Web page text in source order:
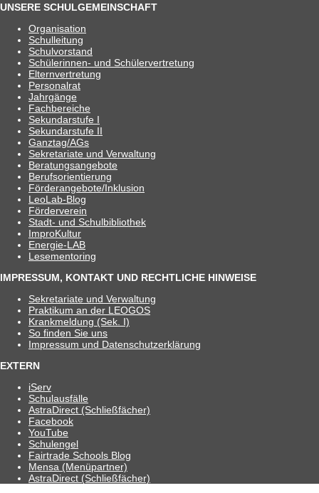
UNSERE SCHULGEMEINSCHAFT
Orga­ni­sa­tion
Schul­lei­tung
Schul­vor­stand
Schü­le­rin­nen- und Schülervertretung
Eltern­ver­tre­tung
Per­so­nal­rat
Jahr­gänge
Fach­be­rei­che
Sekun­dar­stufe I
Sekun­dar­stufe II
Ganztag/​​AGs
Sekre­ta­riate und Verwaltung
Bera­tungs­an­ge­bote
Berufs­ori­en­tie­rung
Förderangebote/​​Inklusion
Leo­Lab-Blog
För­der­ver­ein
Stadt- und Schulbibliothek
Impro­Kul­tur
Ener­­gie-LAB
Lese­men­to­ring
IMPRESSUM, KONTAKT UND RECHTLICHE HINWEISE
Sekre­ta­riate und Verwaltung
Prak­ti­kum an der LEOGOS
Krank­mel­dung (Sek. I)
So fin­den Sie uns
Impres­sum und Datenschutzerklärung
EXTERN
iServ
Schul­aus­fälle
Astra­Di­rect (Schließ­fä­cher)
Face­book
You­Tube
Schul­en­gel
Fair­trade Schools Blog
Mensa (Menü­part­ner)
Astra­Di­rect (Schließ­fä­cher)